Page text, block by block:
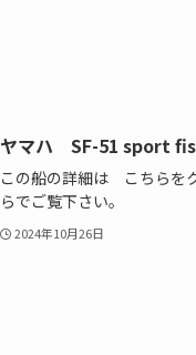
ヤマハ SF-51 sport
この船の詳細は こちら
らでご覧下さい。
2024年10月26日